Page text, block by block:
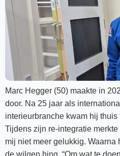
Marc Hegger (50) maakte in
door. Na 25 jaar als
interieurbranche kwam hij thuis
Tijdens zijn re-integratie
mij niet meer gelukkig.
de wilgen hing. “Om wat te